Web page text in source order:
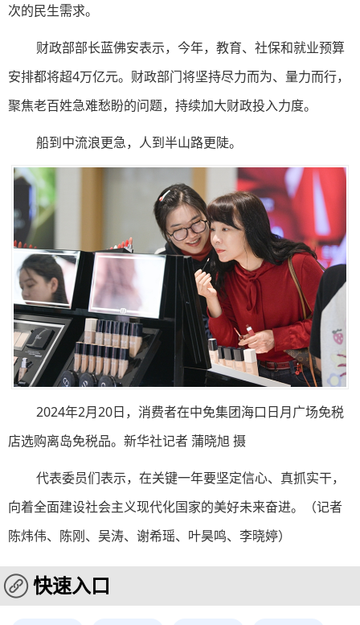
次的民生需求。
财政部部长蓝佛安表示，今年，教育、社保和就业预算
安排都将超4万亿元。财政部门将坚持尽力而为、量力而行，
聚焦老百姓急难愁盼的问题，持续加大财政投入力度。
船到中流浪更急，人到半山路更陡。
2024年2月20日，消费者在中免集团海口日月广场免税
店选购离岛免税品。新华社记者 蒲晓旭 摄
代表委员们表示，在关键一年要坚定信心、真抓实干，
向着全面建设社会主义现代化国家的美好未来奋进。（记者
陈炜伟、陈刚、吴涛、谢希瑶、叶昊鸣、李晓婷）
快速入口